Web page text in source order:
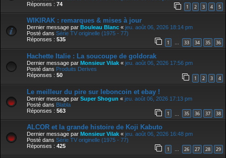
Réponses : 74 1 2 3 4 5
WIKIRAK : remarques & mises à jour
Dernier message par Bouleau Blanc « jeu. août 06, 2026 18:14 pm
Posté dans Série TV originelle (1975 - 77)
Réponses : 535 1 … 33 34 35 36
Hachette Italie : La soucoupe de goldorak
Dernier message par Monsieur Vilak « jeu. août 06, 2026 17:56 pm
Posté dans Produits Derives
Réponses : 50 1 2 3 4
Le meilleur du pire sur leboncoin et ebay !
Dernier message par Super Shogun « jeu. août 06, 2026 17:13 pm
Posté dans Blabla
Réponses : 563 1 35 36 37 38
ALCOR et la grande histoire de Koji Kabuto
Dernier message par Monsieur Vilak « jeu. août 06, 2026 16:48 pm
Posté dans Série TV originelle (1975 - 77)
Réponses : 425 1 … 26 27 28 29